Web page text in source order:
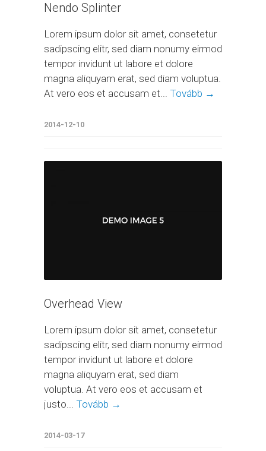
Nendo Splinter
Lorem ipsum dolor sit amet, consetetur
sadipscing elitr, sed diam nonumy eirmod
tempor invidunt ut labore et dolore
magna aliquyam erat, sed diam voluptua.
At vero eos et accusam et... Tovább →
2014-12-10
Overhead View
Lorem ipsum dolor sit amet, consetetur
sadipscing elitr, sed diam nonumy eirmod
tempor invidunt ut labore et dolore
magna aliquyam erat, sed diam
voluptua. At vero eos et accusam et
justo... Tovább →
2014-03-17